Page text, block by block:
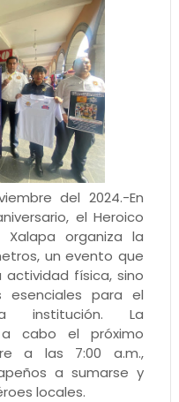
del 2024.-En
el Heroico
organiza la
un evento que
física, sino
esenciales para el
institución. La
cabo el próximo
a las 7:00 a.m.,
a sumarse y
locales.